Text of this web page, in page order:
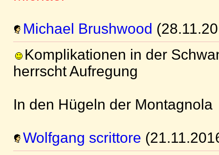
Michael Brushwood
Komplikationen in der
herrscht Aufregung
In den Hügeln der Montagnola
Wolfgang scrittore